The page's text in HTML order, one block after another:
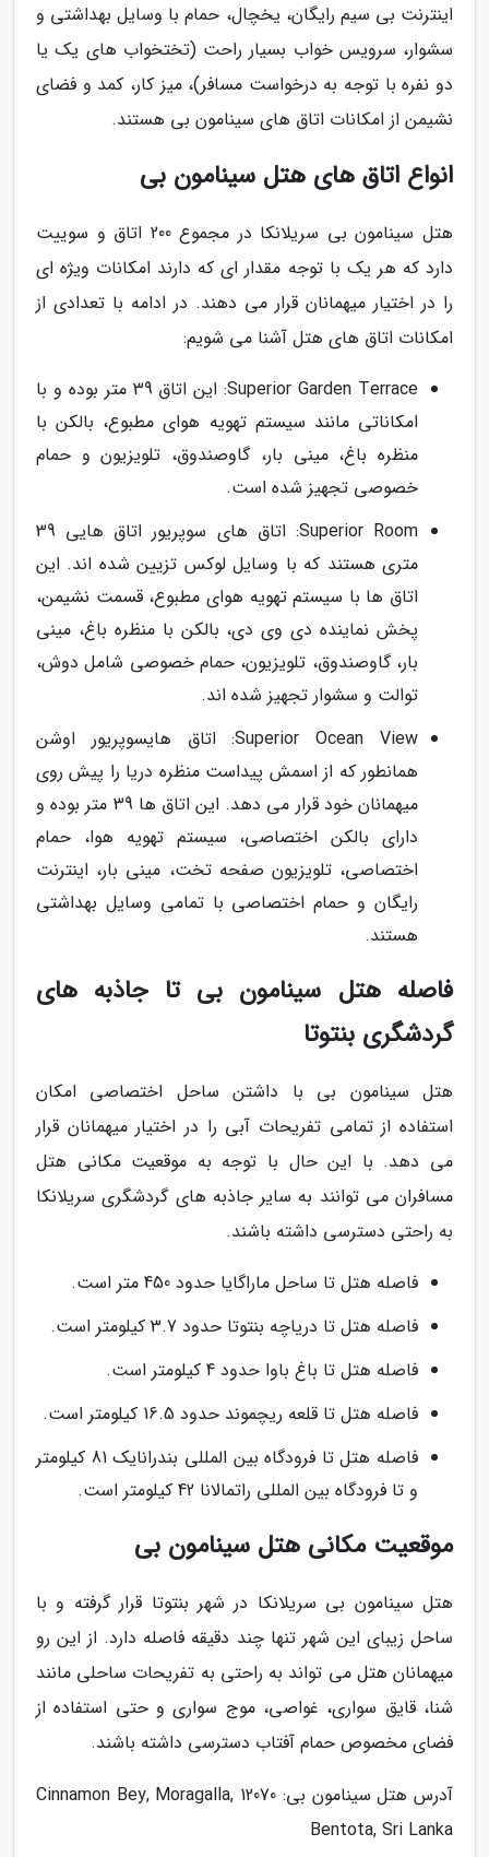
اینترنت بی سیم رایگان، یخچال، حمام با وسایل بهداشتی و
سشوار، سرویس خواب بسیار راحت (تختخواب های یک یا
دو نفره با توجه به درخواست مسافر)، میز کار، کمد و فضای
نشیمن از امکانات اتاق های سینامون بی هستند.
انواع اتاق های هتل سینامون بی
هتل سینامون بی سریلانکا در مجموع 200 اتاق و سوییت
دارد که هر یک با توجه مقدار ای که دارند امکانات ویژه ای
را در اختیار میهمانان قرار می دهند. در ادامه با تعدادی از
امکانات اتاق های هتل آشنا می شویم:
Superior Garden Terrace: این اتاق 39 متر بوده و با
امکاناتی مانند سیستم تهویه هوای مطبوع، بالکن با
منظره باغ، مینی بار، گاوصندوق، تلویزیون و حمام
خصوصی تجهیز شده است.
Superior Room: اتاق های سوپریور اتاق هایی 39
متری هستند که با وسایل لوکس تزیین شده اند. این
اتاق ها با سیستم تهویه هوای مطبوع، قسمت نشیمن،
پخش نماینده دی وی دی، بالکن با منظره باغ، مینی
بار، گاوصندوق، تلویزیون، حمام خصوصی شامل دوش،
توالت و سشوار تجهیز شده اند.
Superior Ocean View: اتاق هایسوپریور اوشن
همانطور که از اسمش پیداست منظره دریا را پیش روی
میهمانان خود قرار می دهد. این اتاق ها 39 متر بوده و
دارای بالکن اختصاصی، سیستم تهویه هوا، حمام
اختصاصی، تلویزیون صفحه تخت، مینی بار، اینترنت
رایگان و حمام اختصاصی با تمامی وسایل بهداشتی
هستند.
فاصله هتل سینامون بی تا جاذبه های
گردشگری بنتوتا
هتل سینامون بی با داشتن ساحل اختصاصی امکان
استفاده از تمامی تفریحات آبی را در اختیار میهمانان قرار
می دهد. با این حال با توجه به موقعیت مکانی هتل
مسافران می توانند به سایر جاذبه های گردشگری سریلانکا
به راحتی دسترسی داشته باشند.
فاصله هتل تا ساحل ماراگایا حدود 450 متر است.
فاصله هتل تا دریاچه بنتوتا حدود 3.7 کیلومتر است.
فاصله هتل تا باغ باوا حدود 4 کیلومتر است.
فاصله هتل تا قلعه ریچموند حدود 16.5 کیلومتر است.
فاصله هتل تا فرودگاه بین المللی بندرانایک 81 کیلومتر
و تا فرودگاه بین المللی راتمالانا 42 کیلومتر است.
موقعیت مکانی هتل سینامون بی
هتل سینامون بی سریلانکا در شهر بنتوتا قرار گرفته و با
ساحل زیبای این شهر تنها چند دقیقه فاصله دارد. از این رو
میهمانان هتل می تواند به راحتی به تفریحات ساحلی مانند
شنا، قایق سواری، غواصی، موج سواری و حتی استفاده از
فضای مخصوص حمام آفتاب دسترسی داشته باشند.
آدرس هتل سینامون بی: Cinnamon Bey, Moragalla, 12070
Bentota, Sri Lanka